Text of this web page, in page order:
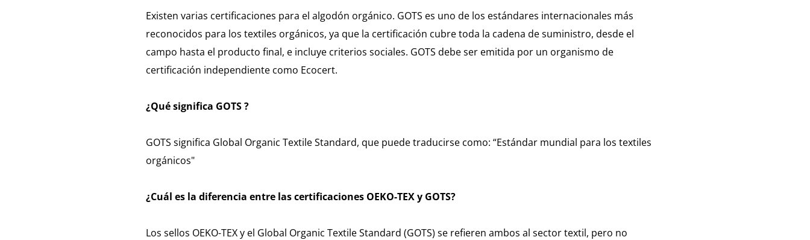
Existen varias certificaciones para el algodón orgánico. GOTS es uno de los estándares internacionales más
reconocidos para los textiles orgánicos, ya que la certificación cubre toda la cadena de suministro, desde el
campo hasta el producto final, e incluye criterios sociales. GOTS debe ser emitida por un organismo de
certificación independiente como Ecocert.
¿Qué significa GOTS ?
GOTS significa Global Organic Textile Standard, que puede traducirse como: “Estándar mundial para los textiles
orgánicos"
¿Cuál es la diferencia entre las certificaciones OEKO-TEX y GOTS?
Los sellos OEKO-TEX y el Global Organic Textile Standard (GOTS) se refieren ambos al sector textil, pero no